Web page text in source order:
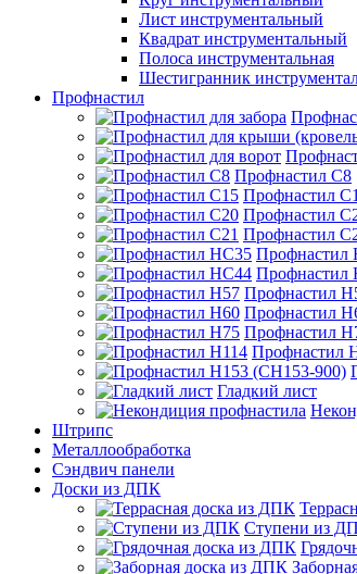
Лист инструментальный
Квадрат инструментальный
Полоса инструментальная
Шестигранник
Профнастил
Профнастил С8
Профнастил
Профнастил
Профнастил
Профнастил
Профнастил
Профнастил
Профнастил
Профнастил
Профнастил
Гладкий лист
Штрипс
Металлообработка
Сэндвич панели
Доски из ДПК
Ступени из